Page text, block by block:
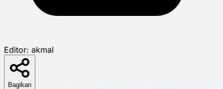
Editor: akmal
Bagikan